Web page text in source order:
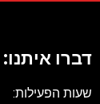
דברו איתנו:
שעות הפעילות: